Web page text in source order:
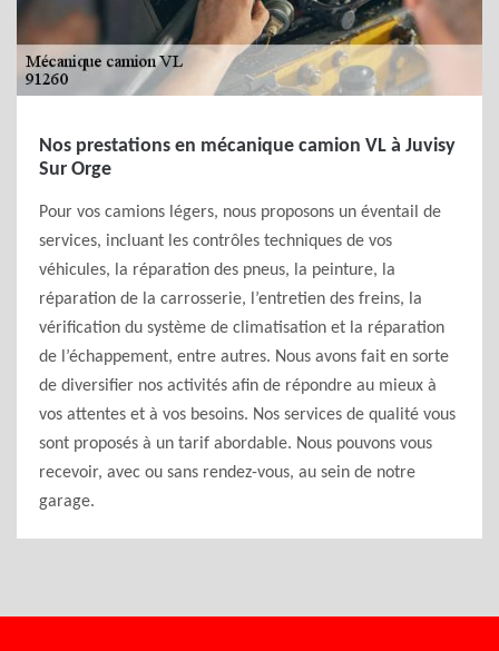
Nos prestations en mécanique camion VL à Juvisy
Sur Orge
Pour vos camions légers, nous proposons un éventail de
services, incluant les contrôles techniques de vos
véhicules, la réparation des pneus, la peinture, la
réparation de la carrosserie, l’entretien des freins, la
vérification du système de climatisation et la réparation
de l’échappement, entre autres. Nous avons fait en sorte
de diversifier nos activités afin de répondre au mieux à
vos attentes et à vos besoins. Nos services de qualité vous
sont proposés à un tarif abordable. Nous pouvons vous
recevoir, avec ou sans rendez-vous, au sein de notre
garage.